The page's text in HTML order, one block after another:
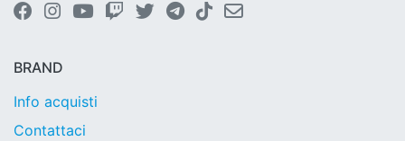
BRAND
Info acquisti
Contattaci